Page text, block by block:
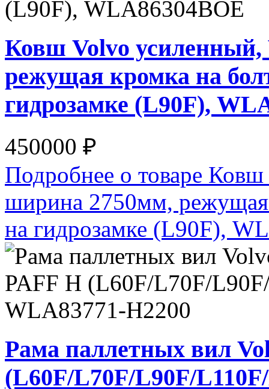
Ковш Volvo
режущая кромка на
гидрозамке (L90F),
450000 ₽
Подробнее о товаре
ширина 2750мм,
на гидрозамке (L90F),
Рама паллетных вил
(L60F/L70F/L90F/